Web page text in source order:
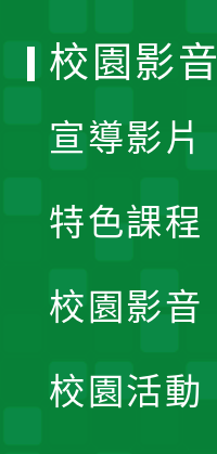
校園影音
宣導影片
特色課程
校園影音
校園活動